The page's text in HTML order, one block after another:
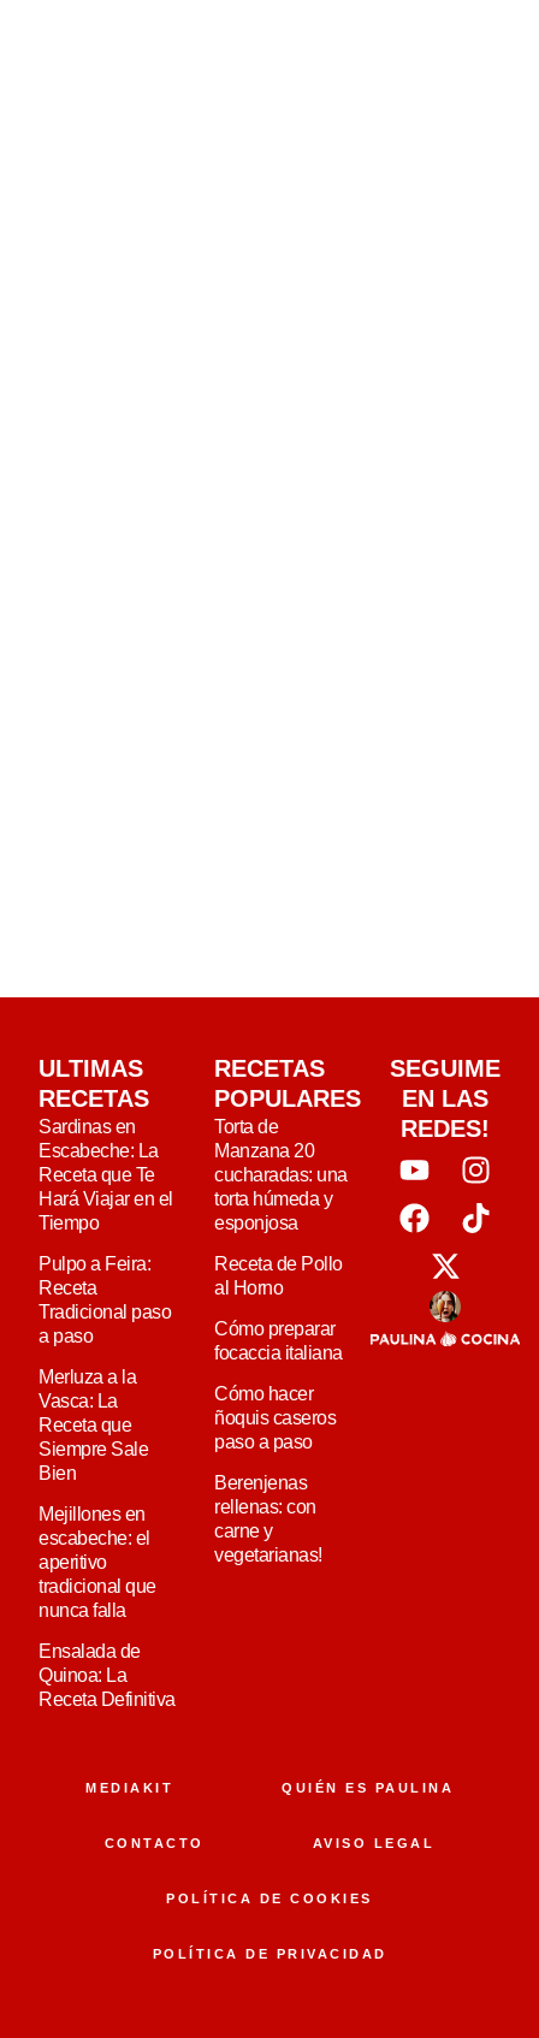
ULTIMAS
RECETAS
Sardinas en
Escabeche: La
Receta que Te
Hará Viajar en el
Tiempo
Pulpo a Feira:
Receta
Tradicional paso
a paso
Merluza a la
Vasca: La
Receta que
Siempre Sale
Bien
Mejillones en
escabeche: el
aperitivo
tradicional que
nunca falla
Ensalada de
Quinoa: La
Receta Definitiva
RECETAS
POPULARES
Torta de
Manzana 20
cucharadas: una
torta húmeda y
esponjosa
Receta de Pollo
al Horno
Cómo preparar
focaccia italiana
Cómo hacer
ñoquis caseros
paso a paso
Berenjenas
rellenas: con
carne y
vegetarianas!
SEGUIME
EN LAS
REDES!
MEDIAKIT QUIÉN ES PAULINA
CONTACTO AVISO LEGAL
POLÍTICA DE COOKIES
POLÍTICA DE PRIVACIDAD